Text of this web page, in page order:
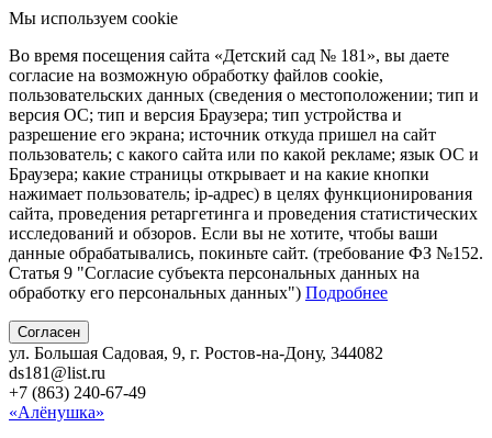
Мы используем cookie
Во время посещения сайта «Детский сад № 181», вы даете
согласие на возможную обработку файлов cookie,
пользовательских данных (сведения о местоположении; тип и
версия ОС; тип и версия Браузера; тип устройства и
разрешение его экрана; источник откуда пришел на сайт
пользователь; с какого сайта или по какой рекламе; язык ОС и
Браузера; какие страницы открывает и на какие кнопки
нажимает пользователь; ip-адрес) в целях функционирования
сайта, проведения ретаргетинга и проведения статистических
исследований и обзоров. Если вы не хотите, чтобы ваши
данные обрабатывались, покиньте сайт. (требование ФЗ №152.
Статья 9 "Согласие субъекта персональных данных на
обработку его персональных данных") Подробнее
Согласен
ул. Большая Садовая, 9, г. Ростов-на-Дону, 344082
ds181@list.ru
+7 (863) 240-67-49
«Алёнушка»